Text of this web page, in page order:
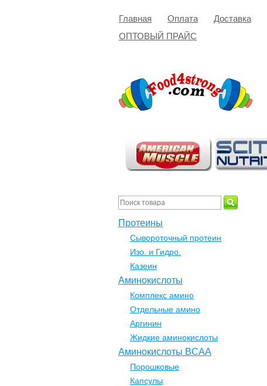
Главная Оплата Доставка
ОПТОВЫЙ ПРАЙС
Протеины
Сывороточный протеин
Изо. и Гидро.
Казеин
Аминокислоты
Комплекс амино
Отдельные амино
Аргинин
Жидкие аминокислоты
Аминокислоты BCAA
Порошковые
Капсулы